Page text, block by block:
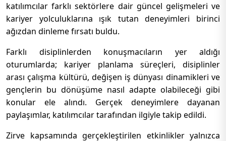
katılımcılar farklı sektörlere dair güncel gelişmeleri ve
kariyer yolculuklarına ışık tutan deneyimleri birinci
ağızdan dinleme fırsatı buldu.
Farklı disiplinlerden konuşmacıların yer aldığı
oturumlarda; kariyer planlama süreçleri, disiplinler
arası çalışma kültürü, değişen iş dünyası dinamikleri ve
gençlerin bu dönüşüme nasıl adapte olabileceği gibi
konular ele alındı. Gerçek deneyimlere dayanan
paylaşımlar, katılımcılar tarafından ilgiyle takip edildi.
Zirve kapsamında gerçekleştirilen etkinlikler yalnızca